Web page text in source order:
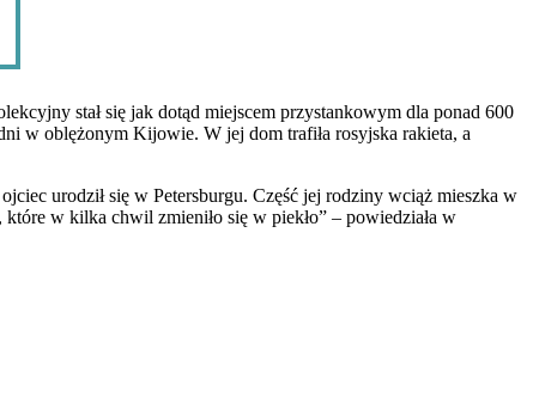
stał się jak dotąd miejscem przystankowym dla ponad 600
w oblężonym Kijowie. W jej dom trafiła rosyjska rakieta, a
urodził się w Petersburgu. Część jej rodziny wciąż mieszka w
w kilka chwil zmieniło się w piekło” – powiedziała w